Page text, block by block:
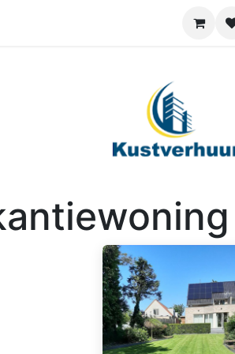
Adverteren